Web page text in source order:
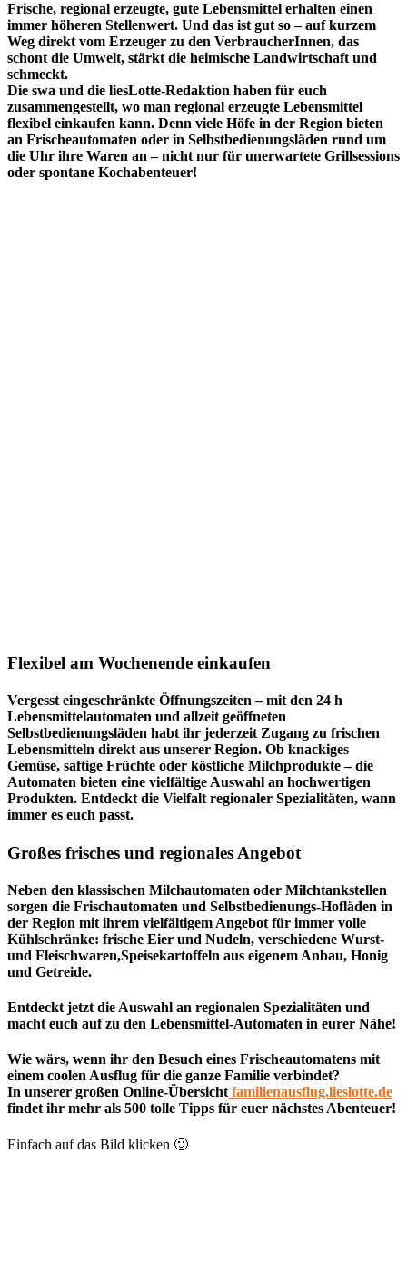
Frische, regional erzeugte, gute Lebensmittel erhalten einen
immer höheren Stellenwert. Und das ist gut so – auf kurzem
Weg direkt vom Erzeuger zu den VerbraucherInnen, das
schont die Umwelt, stärkt die heimische Landwirtschaft und
schmeckt.
Die swa und die liesLotte-Redaktion haben für euch
zusammengestellt, wo man regional erzeugte Lebensmittel
flexibel einkaufen kann. Denn viele Höfe in der Region bieten
an Frischeautomaten oder in Selbstbedienungsläden rund um
die Uhr ihre Waren an – nicht nur für unerwartete Grillsessions
oder spontane Kochabenteuer!
Flexibel am Wochenende einkaufen
Vergesst eingeschränkte Öffnungszeiten – mit den 24 h
Lebensmittelautomaten und allzeit geöffneten
Selbstbedienungsläden habt ihr jederzeit Zugang zu frischen
Lebensmitteln direkt aus unserer Region. Ob knackiges
Gemüse, saftige Früchte oder köstliche Milchprodukte – die
Automaten bieten eine vielfältige Auswahl an hochwertigen
Produkten. Entdeckt die Vielfalt regionaler Spezialitäten, wann
immer es euch passt.
Großes frisches und regionales Angebot
Neben den klassischen Milchautomaten oder Milchtankstellen
sorgen die Frischautomaten und Selbstbedienungs-Hofläden in
der Region mit ihrem vielfältigem Angebot für immer volle
Kühlschränke: frische Eier und Nudeln, verschiedene Wurst-
und Fleischwaren,Speisekartoffeln aus eigenem Anbau, Honig
und Getreide.
Entdeckt jetzt die Auswahl an regionalen Spezialitäten und
macht euch auf zu den Lebensmittel-Automaten in eurer Nähe!
Wie wärs, wenn ihr den Besuch eines Frischeautomatens mit
einem coolen Ausflug für die ganze Familie verbindet?
In unserer großen Online-Übersichtfamilienausflug.lieslotte.de
findet ihr mehr als 500 tolle Tipps für euer nächstes Abenteuer!
Einfach auf das Bild klicken 🙂